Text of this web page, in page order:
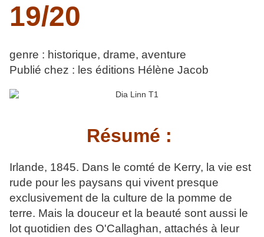
19/20
genre : historique, drame, aventure
Publié chez : les éditions Hélène Jacob
Résumé :
Irlande, 1845. Dans le comté de Kerry, la vie est
rude pour les paysans qui vivent presque
exclusivement de la culture de la pomme de
terre. Mais la douceur et la beauté sont aussi le
lot quotidien des O'Callaghan, attachés à leur